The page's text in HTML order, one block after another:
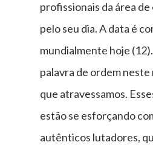
profissionais da área
pelo seu dia. A data é
mundialmente hoje
palavra de ordem
que atravessamos.
estão se esforçando
autênticos lutadores,